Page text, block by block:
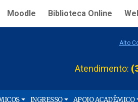
Moodle Biblioteca Online
Alto
Atendimento:
INGRESSO APOIO ACADÊMICO